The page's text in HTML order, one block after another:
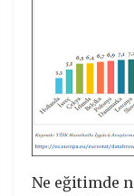
Ne eğitimde